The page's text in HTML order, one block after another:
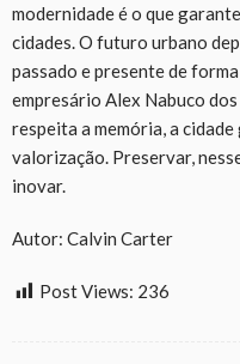
modernidade é o que
cidades. O futuro urbano
passado e presente de
empresário Alex Nabuco
respeita a memória, a
valorização. Preservar,
inovar.
Autor: Calvin Carter
Post Views: 236